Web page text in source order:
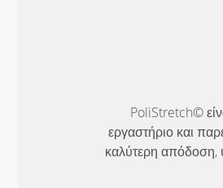
PoliStretch©
εργαστήριο και
καλύτερη απόδοση,